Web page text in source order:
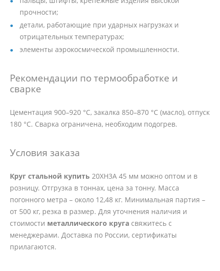
прочности;
детали, работающие при ударных нагрузках и
отрицательных температурах;
элементы аэрокосмической промышленности.
Рекомендации по термообработке и
сварке
Цементация 900–920 °C, закалка 850–870 °C (масло), отпуск
180 °C. Сварка ограничена, необходим подогрев.
Условия заказа
Круг стальной купить 20ХН3А 45 мм можно оптом и в
розницу. Отгрузка в тоннах, цена за тонну. Масса
погонного метра – около 12,48 кг. Минимальная партия –
от 500 кг, резка в размер. Для уточнения наличия и
стоимости металлического круга свяжитесь с
менеджерами. Доставка по России, сертификаты
прилагаются.